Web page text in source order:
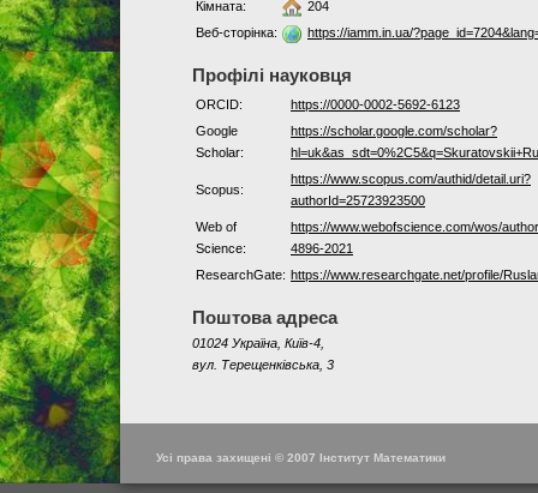
Кімната:
204
Веб-сторінка:
https://iamm.in.ua/
Профілі науковця
ORCID:
https://0000-0002-5692-6123
Google
Scholar:
https://scholar.google.com/scholar?
Scopus:
https://www.scopus.com/authid/detail.uri?
authorId=25723923500
Web of
Science:
https://www.webofscience.com/wos/
4896-2021
ResearchGate: https://www.researchgate.net/profile/
Поштова адреса
01024 Україна, Київ-4,
вул. Терещенківська, 3
Усі права захищені © 2007 Інститут Математики